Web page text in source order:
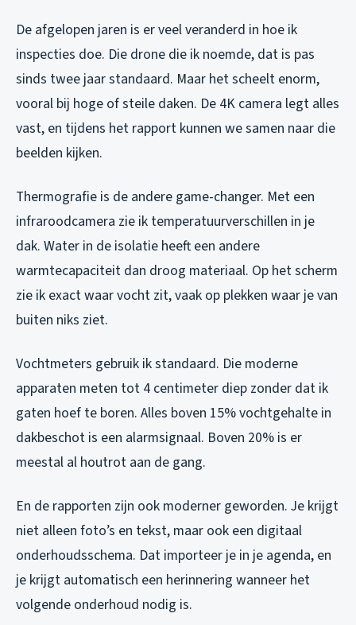
De afgelopen jaren is er veel veranderd in hoe ik
inspecties doe. Die drone die ik noemde, dat is pas
sinds twee jaar standaard. Maar het scheelt enorm,
vooral bij hoge of steile daken. De 4K camera legt alles
vast, en tijdens het rapport kunnen we samen naar die
beelden kijken.
Thermografie is de andere game-changer. Met een
infraroodcamera zie ik temperatuurverschillen in je
dak. Water in de isolatie heeft een andere
warmtecapaciteit dan droog materiaal. Op het scherm
zie ik exact waar vocht zit, vaak op plekken waar je van
buiten niks ziet.
Vochtmeters gebruik ik standaard. Die moderne
apparaten meten tot 4 centimeter diep zonder dat ik
gaten hoef te boren. Alles boven 15% vochtgehalte in
dakbeschot is een alarmsignaal. Boven 20% is er
meestal al houtrot aan de gang.
En de rapporten zijn ook moderner geworden. Je krijgt
niet alleen foto’s en tekst, maar ook een digitaal
onderhoudsschema. Dat importeer je in je agenda, en
je krijgt automatisch een herinnering wanneer het
volgende onderhoud nodig is.